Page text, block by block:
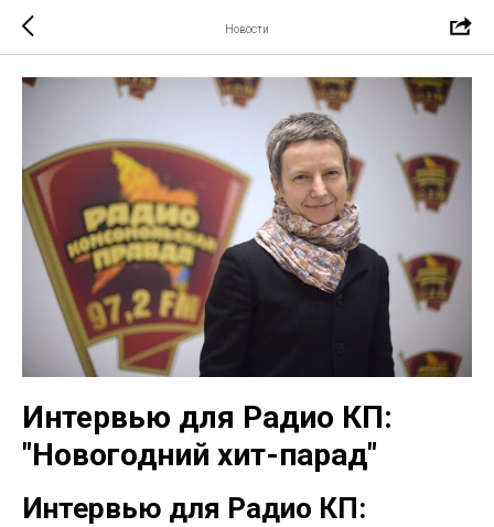
Новости
Интервью для Радио КП:
"Новогодний хит-парад"
Интервью для Радио КП: